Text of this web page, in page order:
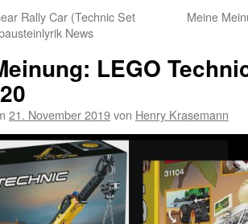
Rally Car (Technic Set
News
Meine
LEGO
21. November 2019von Henry Krasemann